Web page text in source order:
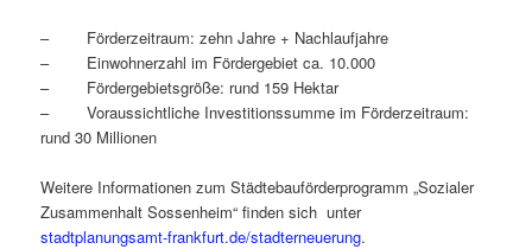
– Förderzeitraum: zehn Jahre + Nachlaufjahre
– Einwohnerzahl im Fördergebiet ca. 10.000
– Fördergebietsgröße: rund 159 Hektar
– Voraussichtliche Investitionssumme im Förderzeitraum:
rund 30 Millionen
Weitere Informationen zum Städtebauförderprogramm „Sozialer
Zusammenhalt Sossenheim“ finden sich unter
stadtplanungsamt-frankfurt.de/stadterneuerung.